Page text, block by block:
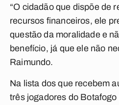
“O cidadão que dispõe de
recursos financeiros, ele
questão da moralidade e
benefício, já que ele não
Raimundo.
Na lista dos que recebem
três jogadores do